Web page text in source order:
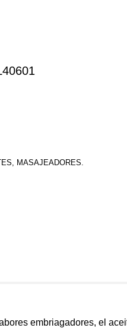
MASAJEADORES.
embriagadores, el